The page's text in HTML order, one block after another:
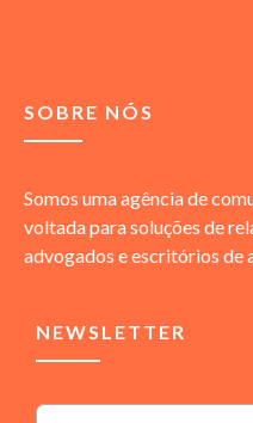
SOBRE NÓS
Somos uma agência de
voltada para soluções de
advogados e escritórios de
NEWSLETTER